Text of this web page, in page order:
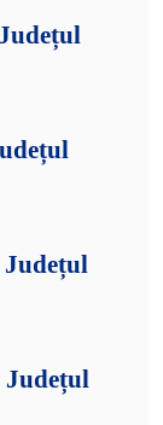
Județul
Județul